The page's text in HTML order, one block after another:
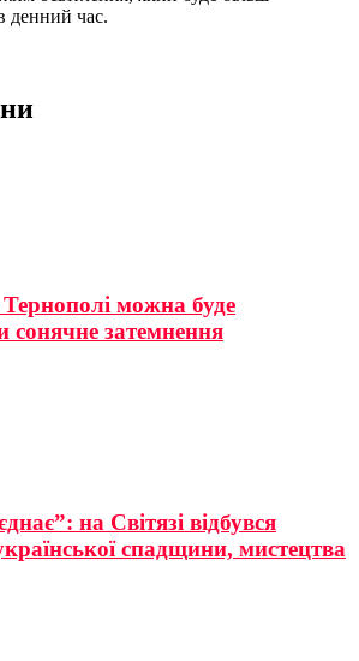
денний час.
можна буде
сонячне затемнення
на Світязі відбувся
спадщини, мистецтва